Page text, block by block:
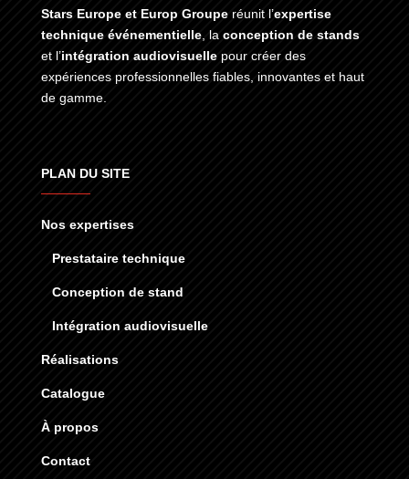
Stars Europe et Europ Groupe réunit l’expertise
technique événementielle, la conception de stands
et l’intégration audiovisuellepour créer des
expériences professionnelles fiables, innovantes et haut
de gamme.
PLAN DU SITE
Nos expertises
Prestataire technique
Conception de stand
Intégration audiovisuelle
Réalisations
Catalogue
À propos
Contact